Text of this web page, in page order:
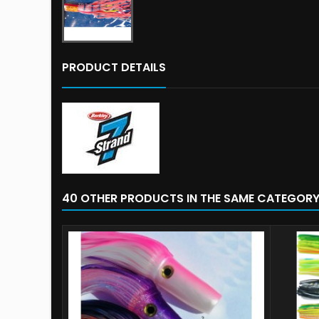
PRODUCT DETAILS
40 OTHER PRODUCTS IN THE SAME